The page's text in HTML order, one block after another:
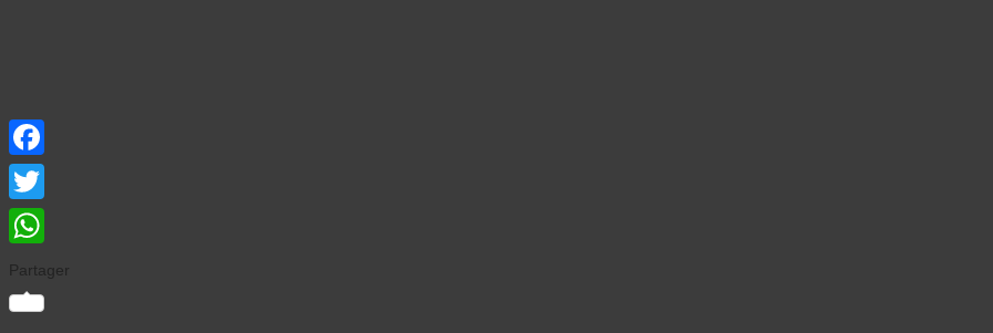
Facebook
Twitter
WhatsApp
Partager